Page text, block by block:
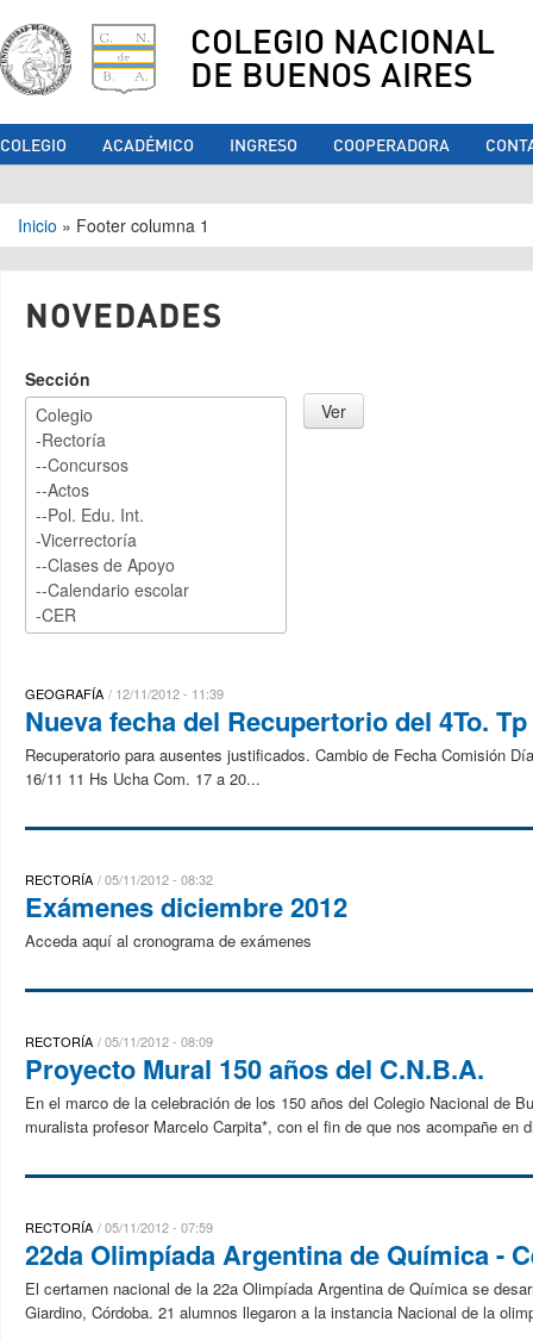
COLEGIO NACIONAL
DE BUENOS AIRES
COLEGIO ACADÉMICO INGRESO COOPERADORA
Se encuentra usted aquí
Inicio » Footer columna 1
NOVEDADES
Sección
GEOGRAFÍA 12/11/2012 - 11:39
Nueva fecha del Recupertorio del 4To.
Recuperatorio para ausentes justificados. Cambio de Fecha Comisión
16/11 11 Hs Ucha Com. 17 a 20...
RECTORÍA 05/11/2012 - 08:32
Exámenes diciembre 2012
Acceda aquí al cronograma de exámenes
RECTORÍA 05/11/2012 - 08:09
Proyecto Mural 150 años del C.N.B.A.
En el marco de la celebración de los 150 años del Colegio Nacional de
muralista profesor Marcelo Carpita*, con el fin de que nos acompañe en
RECTORÍA 05/11/2012 - 07:59
22da Olimpíada Argentina de Química -
El certamen nacional de la 22a Olimpíada Argentina de Química se
Giardino, Córdoba. 21 alumnos llegaron a la instancia Nacional de la